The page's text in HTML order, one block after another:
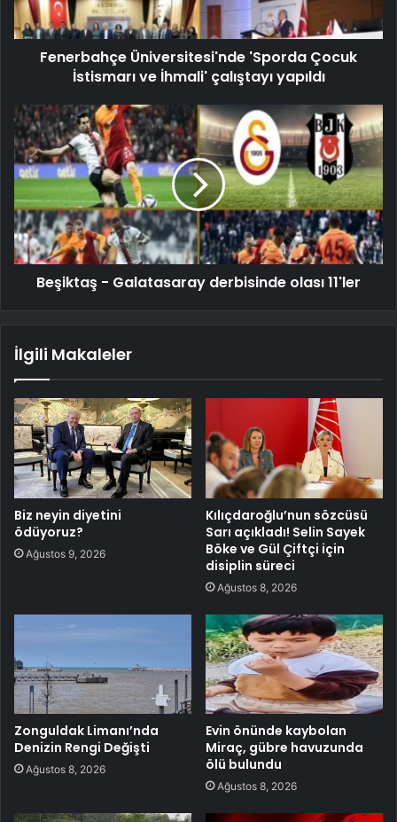
Fenerbahçe Üniversitesi'nde 'Sporda Çocuk
İstismarı ve İhmali' çalıştayı yapıldı
Beşiktaş - Galatasaray derbisinde olası 11'ler
İlgili Makaleler
Biz neyin diyetini
ödüyoruz?
Ağustos 9, 2026
Kılıçdaroğlu’nun sözcüsü
Sarı açıkladı! Selin Sayek
Böke ve Gül Çiftçi için
disiplin süreci
Ağustos 8, 2026
Zonguldak Limanı’nda
Denizin Rengi Değişti
Ağustos 8, 2026
Evin önünde kaybolan
Miraç, gübre havuzunda
ölü bulundu
Ağustos 8, 2026